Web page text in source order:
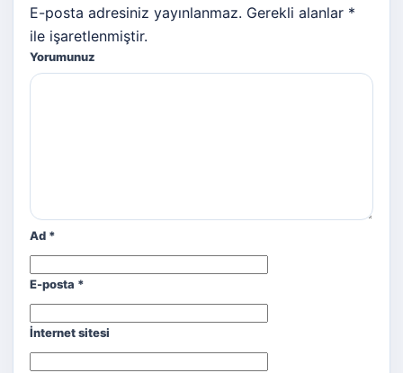
E-posta adresiniz yayınlanmaz. Gerekli alanlar *
ile işaretlenmiştir.
Yorumunuz
Ad *
E-posta *
İnternet sitesi